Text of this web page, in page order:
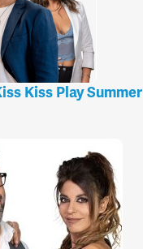
Kiss Play Summer